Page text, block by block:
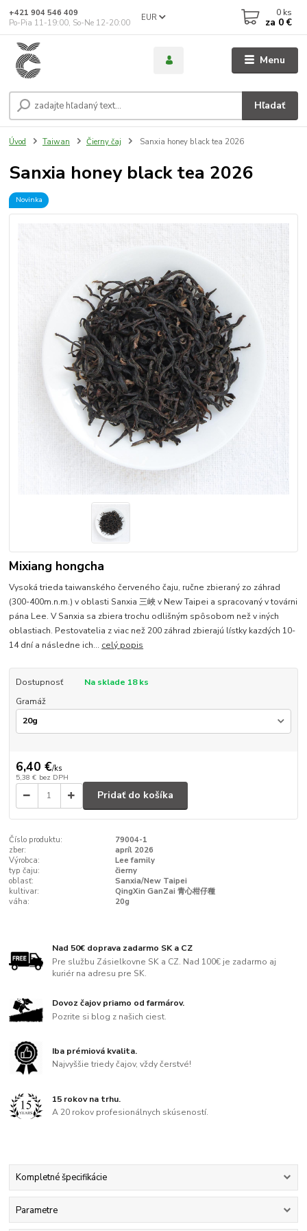
Menu
EUR
Hľadať
+421 904 546 409
Po-Pia 11-19:00, So-Ne 12-20:00
0 ks
za 0 €
Úvod Taiwan Čierny čaj Sanxia honey black tea 2026
Sanxia honey black tea 2026
Novinka
Mixiang hongcha
Vysoká trieda taiwanského červeného čaju, ručne zbieraný zo záhrad
(300-400m.n.m.) v oblasti Sanxia 三峽 v New Taipei a spracovaný v továrni
pána Lee. V Sanxia sa zbiera trochu odlišným spôsobom než v iných
oblastiach. Pestovatelia z viac než 200 záhrad zbierajú lístky kazdých 10-
14 dní a následne ich... celý popis
Dostupnosť
Na sklade 18 ks
Gramáž
6,40 €/ks
5,38 € bez DPH
Pridať do košíka
Číslo produktu:
79004-1
zber:
apríl 2026
Výrobca:
Lee family
typ čaju:
čierny
oblasť:
Sanxia/New Taipei
kultivar:
QingXin GanZai 青心柑仔種
váha:
20g
Nad 50€ doprava zadarmo SK a CZ
Pre službu Zásielkovne SK a CZ. Nad 100€ je zadarmo aj
kuriér na adresu pre SK.
Dovoz čajov priamo od farmárov.
Pozrite si blog z našich ciest.
Iba prémiová kvalita.
Najvyššie triedy čajov, vždy čerstvé!
15 rokov na trhu.
A 20 rokov profesionálnych skúseností.
Kompletné špecifikácie
Parametre